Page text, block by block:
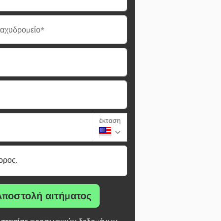
έκταση
αιτήματος